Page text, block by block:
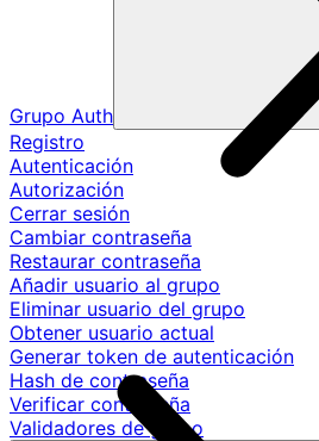
Grupo Auth
Registro
Autenticación
Autorización
Cerrar sesión
Cambiar contraseña
Restaurar contraseña
Añadir usuario al grupo
Eliminar usuario del grupo
Obtener usuario actual
Generar token de autenticación
Hash de contraseña
Verificar contraseña
Validadores de grupo